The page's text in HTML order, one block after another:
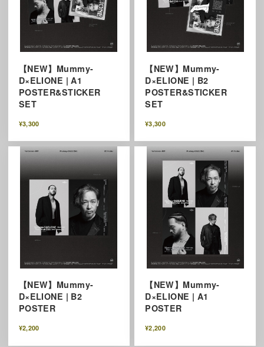
【NEW】Mummy-
D×ELIONE | A1
POSTER&STICKER
SET
¥3,300
【NEW】Mummy-
D×ELIONE | B2
POSTER&STICKER
SET
¥3,300
【NEW】Mummy-
D×ELIONE | B2
POSTER
¥2,200
【NEW】Mummy-
D×ELIONE | A1
POSTER
¥2,200